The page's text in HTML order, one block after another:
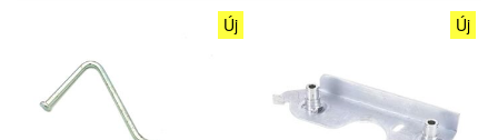
Új Új